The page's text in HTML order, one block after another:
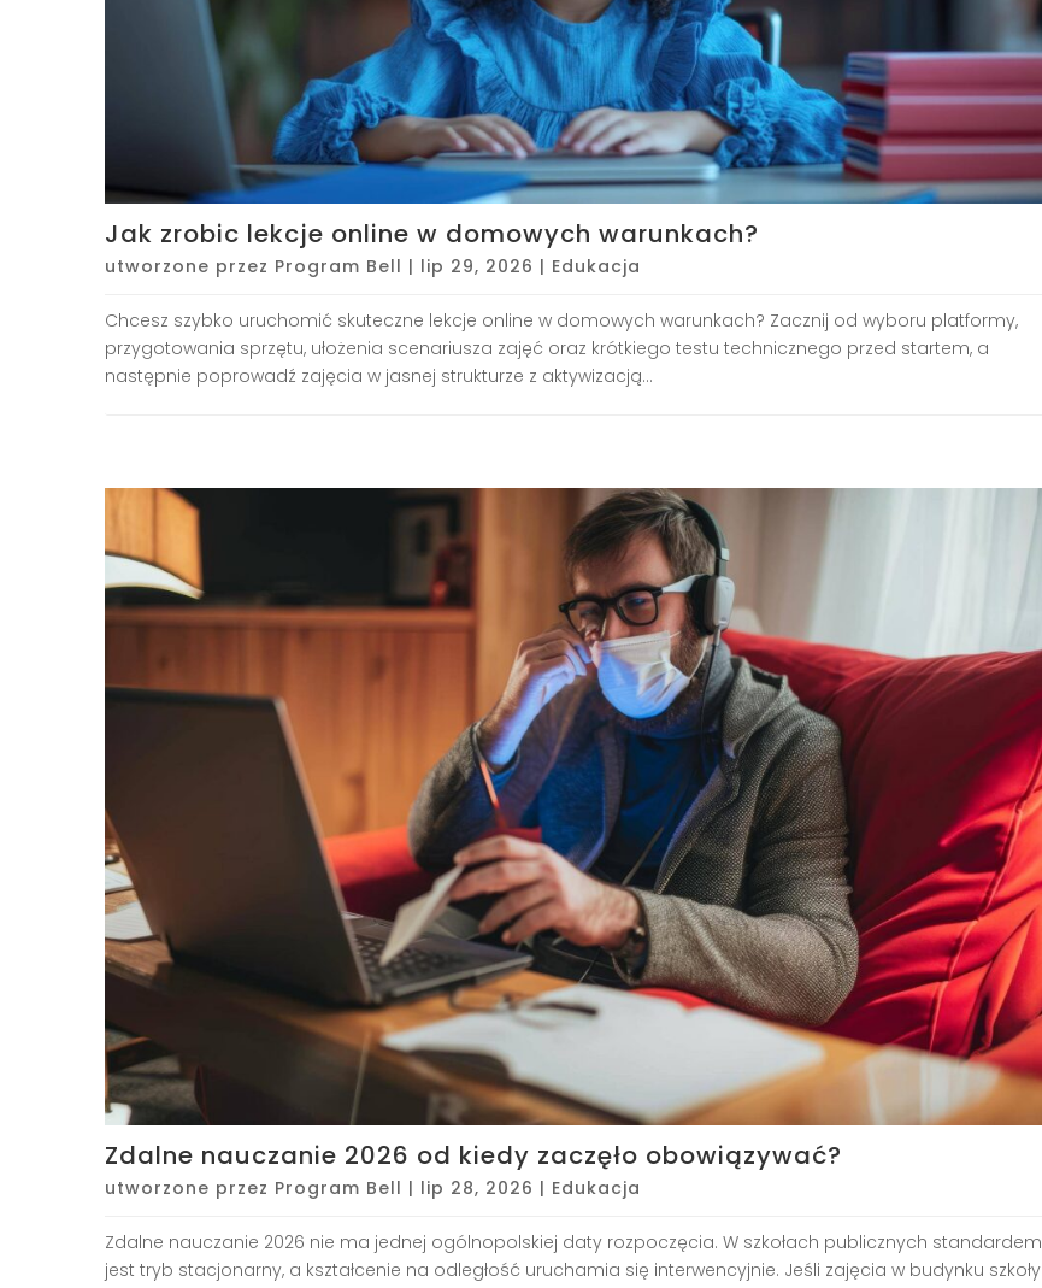
Jak zrobic lekcje online w domowych warunkach?
utworzone przez Program Bell | lip 29, 2026 | Edukacja
Chcesz szybko uruchomić skuteczne lekcje online w domowych warunkach? Zacznij od wyboru platformy,
przygotowania sprzętu, ułożenia scenariusza zajęć oraz krótkiego testu technicznego przed startem, a
następnie poprowadź zajęcia w jasnej strukturze z aktywizacją...
Zdalne nauczanie 2026 od kiedy zaczęło obowiązywać?
utworzone przez Program Bell | lip 28, 2026 | Edukacja
Zdalne nauczanie 2026 nie ma jednej ogólnopolskiej daty rozpoczęcia. W szkołach publicznych standardem
jest tryb stacjonarny, a kształcenie na odległość uruchamia się interwencyjnie. Jeśli zajęcia w budynku szkoły